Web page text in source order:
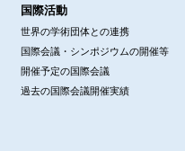
国際活動
世界の学術団体との連携
国際会議・シンポジウムの開催等
開催予定の国際会議
過去の国際会議開催実績